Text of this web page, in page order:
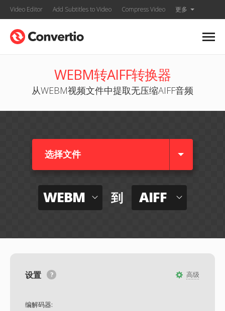
Video Editor Add Subtitles to Video Compress Video 更多
WEBM转AIFF转换器
从WEBM视频文件中提取无压缩AIFF音频
选择文件
WEBM 到 AIFF
高级
设置
编解码器: